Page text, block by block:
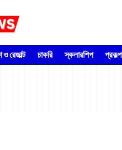
ও রেজাল্ট চাকরি স্কলারশিপ প্রকল্প